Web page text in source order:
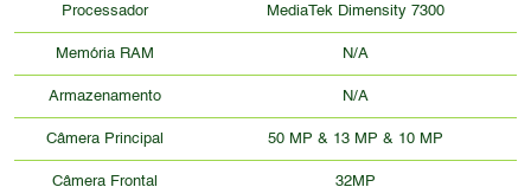
Processador MediaTek Dimensity 7300
Memória RAM N/A
Armazenamento N/A
Câmera Principal 50 MP & 13 MP & 10 MP
Câmera Frontal 32MP